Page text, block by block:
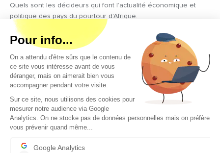
Quels sont les décideurs qui font l’actualité économique et
politique des pays du pourtour d'Afrique.
Copyright © 2026 - Tous droits réservés
Qui sommes-nous ?
Contact